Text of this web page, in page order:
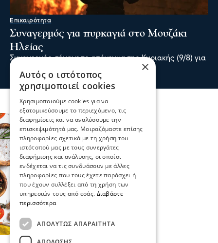
Επικαιρότητα
Συναγερμός για πυρκαγιά στο Μουζάκι
Ηλείας
Συναγερμός σήμανε το απόγευμα της Κυριακής (9/8) για
πυρκαγιά στο χωριό Μουζάκι Ηλείας.
πριν 2 λεπτά ×
Αυτός ο ιστότοπος
χρησιμοποιεί cookies
Χρησιμοποιούμε cookies για να
εξατομικεύσουμε το περιεχόμενο, τις
διαφημίσεις και να αναλύσουμε την
επισκεψιμότητά μας. Μοιραζόμαστε επίσης
πληροφορίες σχετικά με τη χρήση του
ιστότοπού μας με τους συνεργάτες
διαφήμισης και ανάλυσης, οι οποίοι
ενδέχεται να τις συνδυάσουν με άλλες
πληροφορίες που τους έχετε παράσχει ή
που έχουν συλλέξει από τη χρήση των
υπηρεσιών τους από εσάς. Διαβάστε
περισσότερα
ΑΠΟΛΎΤΩΣ ΑΠΑΡΑΊΤΗΤΑ